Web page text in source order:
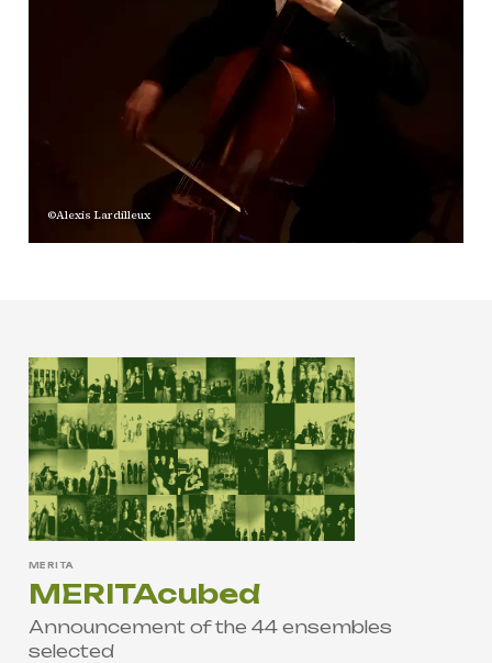
©Alexis Lardilleux
MERITA
MERITAcubed
Announcement of the 44 ensembles
selected